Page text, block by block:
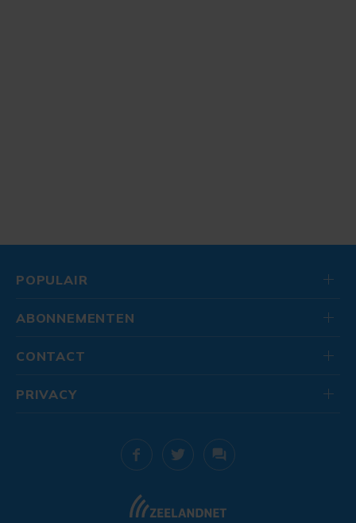
POPULAIR
ABONNEMENTEN
CONTACT
PRIVACY